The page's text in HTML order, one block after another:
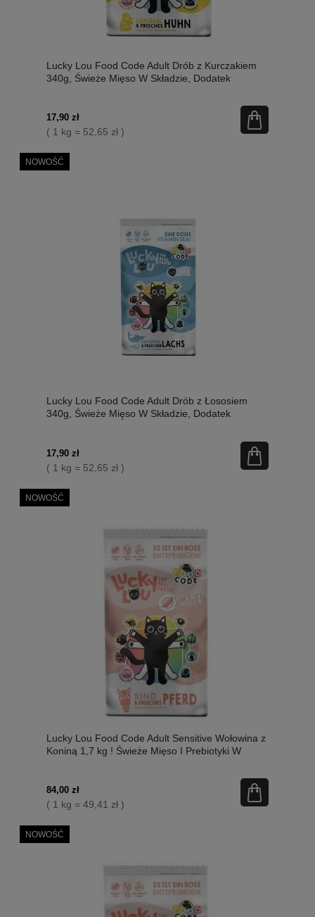
Lucky Lou Food Code Adult Drób z Kurczakiem
340g, Świeże Mięso W Składzie, Dodatek
17,90 zł
( 1 kg = 52,65 zł )
Lucky Lou Food Code Adult Drób z Łososiem
340g, Świeże Mięso W Składzie, Dodatek
17,90 zł
( 1 kg = 52,65 zł )
NOWOŚĆ
Lucky Lou Food Code Adult Sensitive Wołowina z
Koniną 1,7 kg ! Świeże Mięso I Prebiotyki W
Kocimiętki! Wysoka Zawartość Tauryny! Nowość!
84,00 zł
( 1 kg = 49,41 zł )
NOWOŚĆ
NOWOŚĆ